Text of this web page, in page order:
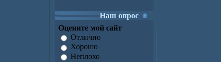
Наш опрос
Оцените мой сайт
Отлично
Хорошо
Неплохо